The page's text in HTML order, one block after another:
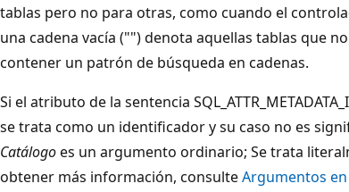
tablas pero no para otras, como cuando el
una cadena vacía ("") denota aquellas tablas que
contener un patrón de búsqueda en cadenas.
Si el atributo de la sentencia
se trata como un identificador y su caso no es
Catálogoes un argumento ordinario; Se trata
obtener más información, consulteArgumentos